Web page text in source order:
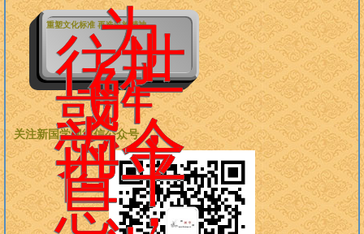
重塑文化标准 再造民族精神
为
往世
解
惑，
为今
世平
息，
关注新国学网微信公众号：